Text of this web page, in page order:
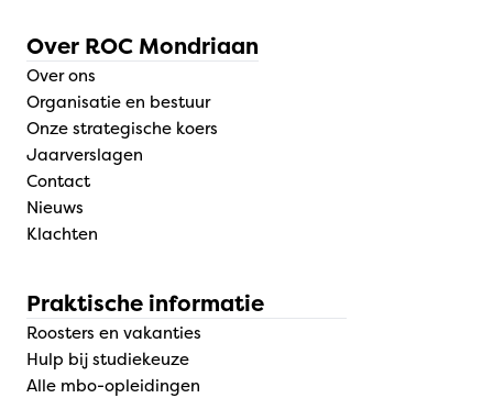
Over ROC Mondriaan
Over ons
Organisatie en bestuur
Onze strategische koers
Jaarverslagen
Contact
Nieuws
Klachten
Praktische informatie
Roosters en vakanties
Hulp bij studiekeuze
Alle mbo-opleidingen